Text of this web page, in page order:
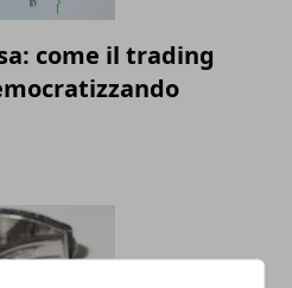
come il trading